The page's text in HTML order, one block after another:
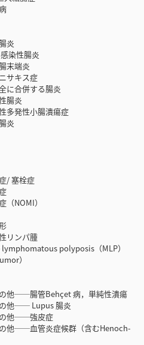
炎
染性腸炎
末端炎
サキス症
に合併する腸炎
腸炎
多発性小腸潰瘍症
炎
/ 塞栓症
NOMI）
リンパ腫
polyposis（MLP）
）
他──腸管Behçet 病，単純性潰瘍
他── Lupus 腸炎
の他──強皮症
他──血管炎症候群（含むHenoch-